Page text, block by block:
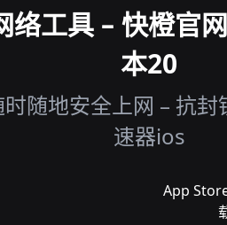
络工具 – 快橙官
本20
随地安全上网 – 抗
速器ios
App